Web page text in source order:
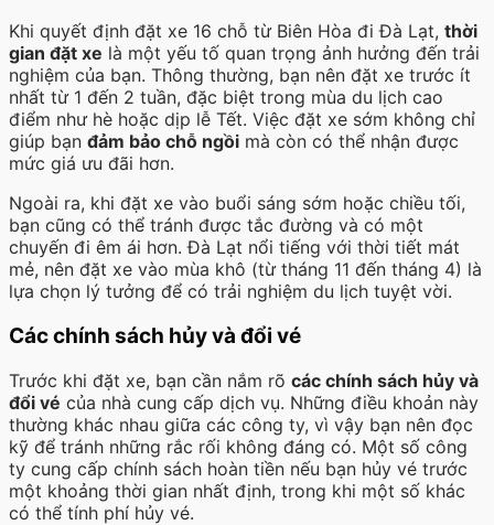
Khi quyết định đặt xe 16 chỗ từ Biên Hòa đi Đà Lạt, thời
gian đặt xe là một yếu tố quan trọng ảnh hưởng đến trải
nghiệm của bạn. Thông thường, bạn nên đặt xe trước ít
nhất từ 1 đến 2 tuần, đặc biệt trong mùa du lịch cao
điểm như hè hoặc dịp lễ Tết. Việc đặt xe sớm không chỉ
giúp bạn đảm bảo chỗ ngồi mà còn có thể nhận được
mức giá ưu đãi hơn.
Ngoài ra, khi đặt xe vào buổi sáng sớm hoặc chiều tối,
bạn cũng có thể tránh được tắc đường và có một
chuyến đi êm ái hơn. Đà Lạt nổi tiếng với thời tiết mát
mẻ, nên đặt xe vào mùa khô (từ tháng 11 đến tháng 4) là
lựa chọn lý tưởng để có trải nghiệm du lịch tuyệt vời.
Các chính sách hủy và đổi vé
Trước khi đặt xe, bạn cần nắm rõ các chính sách hủy và
đổi vé của nhà cung cấp dịch vụ. Những điều khoản này
thường khác nhau giữa các công ty, vì vậy bạn nên đọc
kỹ để tránh những rắc rối không đáng có. Một số công
ty cung cấp chính sách hoàn tiền nếu bạn hủy vé trước
một khoảng thời gian nhất định, trong khi một số khác
có thể tính phí hủy vé.